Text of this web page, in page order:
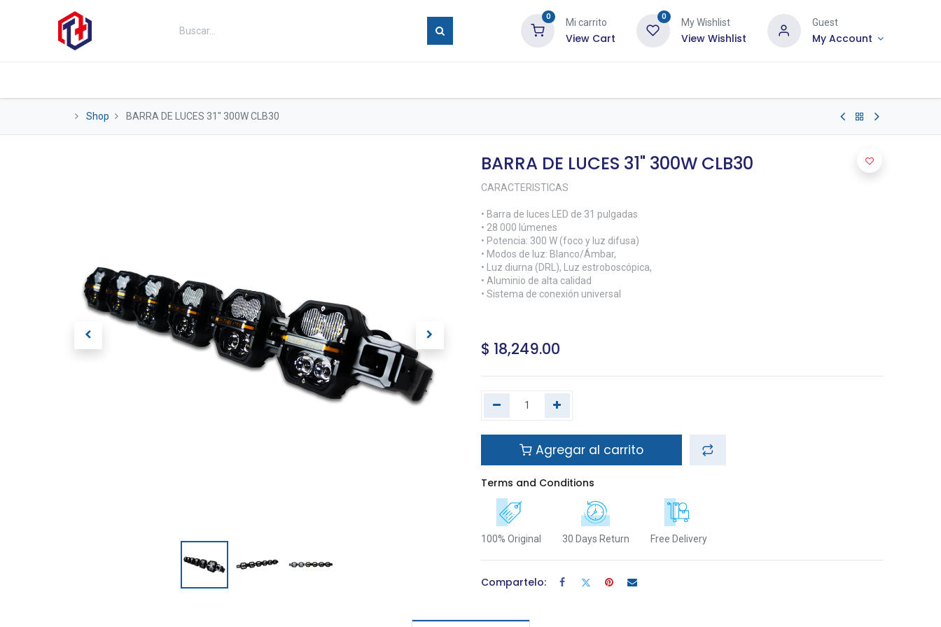
0
Mi carrito
View Cart
0
My Wishlist
View Wishlist
Guest
My Account
Shop BARRA DE LUCES 31" 300W CLB30
BARRA DE LUCES 31" 300W CLB30
CARACTERISTICAS
• Barra de luces LED de 31 pulgadas
• 28 000 lúmenes
• Potencia: 300 W (foco y luz difusa)
• Modos de luz: Blanco/Ámbar,
• Luz diurna (DRL), Luz estroboscópica,
• Aluminio de alta calidad
• Sistema de conexión universal
$ 18,249.00
Agregar al carrito
Terms and Conditions
100% Original 30 Days Return Free Delivery
Compartelo: